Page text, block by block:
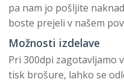
pa nam jo pošljite
boste prejeli v našem
Možnosti izdelave
Pri 300dpi zagotavljamo
tisk brošure, lahko se